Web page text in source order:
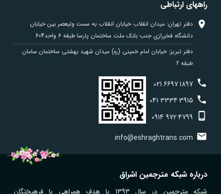
راههای ارتباطی
دفتر تهران: میدان انقلاب خیابان انقلاب به سمت ولیعصر بین خیابان
دانشگاه فخررازی جنب بانک ملت ساختمان پارسا طبقه 6 واحد604
دفتر تبریز: خیابان امام خمینی (ره) میدان شهید بهشتی ساختمان سامان
طبقه 2
021 66971897
041 33343915
0914 9724799
info@eshraghtrans.com
درباره شبکه مترجمین اشراق
شبکه مترجمین در سال 1393 با هدف همراهی با فرهیختگان